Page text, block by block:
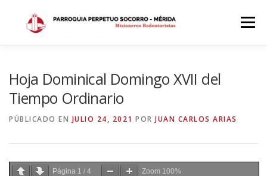
contenido
Menú
Hoja Dominical Domingo XVII del
Tiempo Ordinario
PÚBLICADO EN JULIO 24, 2021 POR JUAN CARLOS ARIAS
Página 1 / 4 Zoom 100%